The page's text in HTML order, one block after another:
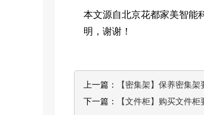
本文源自北京花都家美智能
明，谢谢！
上一篇：
【密集架】保养密集
下一篇：
【文件柜】购买文件